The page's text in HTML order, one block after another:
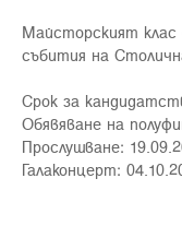
Майсторският
събития на
Срок за
Обявяване на
Прослушване:
Галаконцерт: